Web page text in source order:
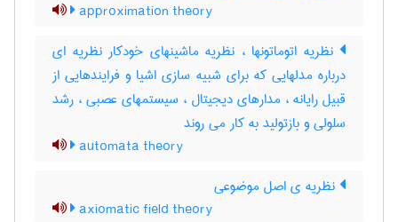
approximation theory
نظریه اتوماتونها ، نظریه ماشینهای خودکار نظریه ای
درباره مدلهایی که برای شبیه سازی اشیا و فرایندهایی از
قبیل رایانه ، مدارهای دیجیتال ، سیستمهای عصبی ، رشد
سلولی و بازتولید به کار می روند
automata theory
نظریه ی اصل موضوعی
axiomatic field theory